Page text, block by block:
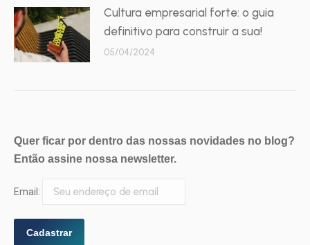
Cultura empresarial forte: o guia
definitivo para construir a sua!
05/04/2024
Quer ficar por dentro das nossas novidades no blog?
Então assine nossa newsletter.
Email: